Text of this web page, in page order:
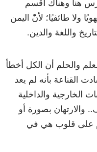
هنا وهناك أُقسم
ولا طائفيًا؛ لأنّ اليمن
واللغة والدين.
والحلم أن الكل أخطأ
القناعة بأنه لم يعد
الخارجية والداخلية
والارتهان بصورة أو
على قلوب هي في